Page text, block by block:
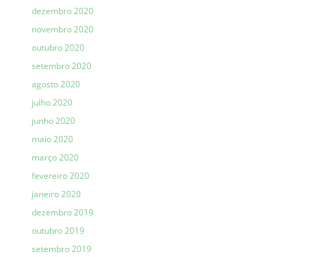
dezembro 2020
novembro 2020
outubro 2020
setembro 2020
agosto 2020
julho 2020
junho 2020
maio 2020
março 2020
fevereiro 2020
janeiro 2020
dezembro 2019
outubro 2019
setembro 2019